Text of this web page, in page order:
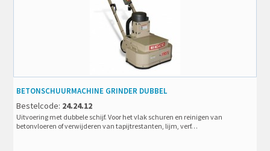
BETONSCHUURMACHINE GRINDER DUBBEL
Bestelcode: 24.24.12
Uitvoering met dubbele schijf. Voor het vlak schuren en reinigen van
betonvloeren of verwijderen van tapijtrestanten, lijm, verf…